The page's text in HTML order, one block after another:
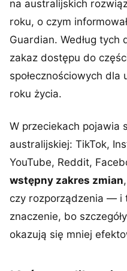
na australijskich
roku, o czym
Guardian. Według
zakaz dostępu do
społecznościowych dla
roku życia.
W przeciekach pojawia
australijskiej: TikTok,
YouTube, Reddit,
wstępny zakres zmian
czy rozporządzenia — i
znaczenie, bo
okazują się mniej